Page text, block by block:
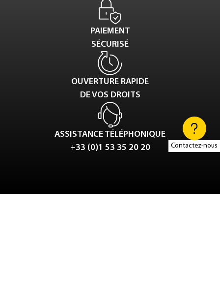
Contactez-nous
PAIEMENT
SÉCURISÉ
OUVERTURE RAPIDE
DE VOS DROITS
ASSISTANCE TÉLÉPHONIQUE
+33 (0)1 53 35 20 20